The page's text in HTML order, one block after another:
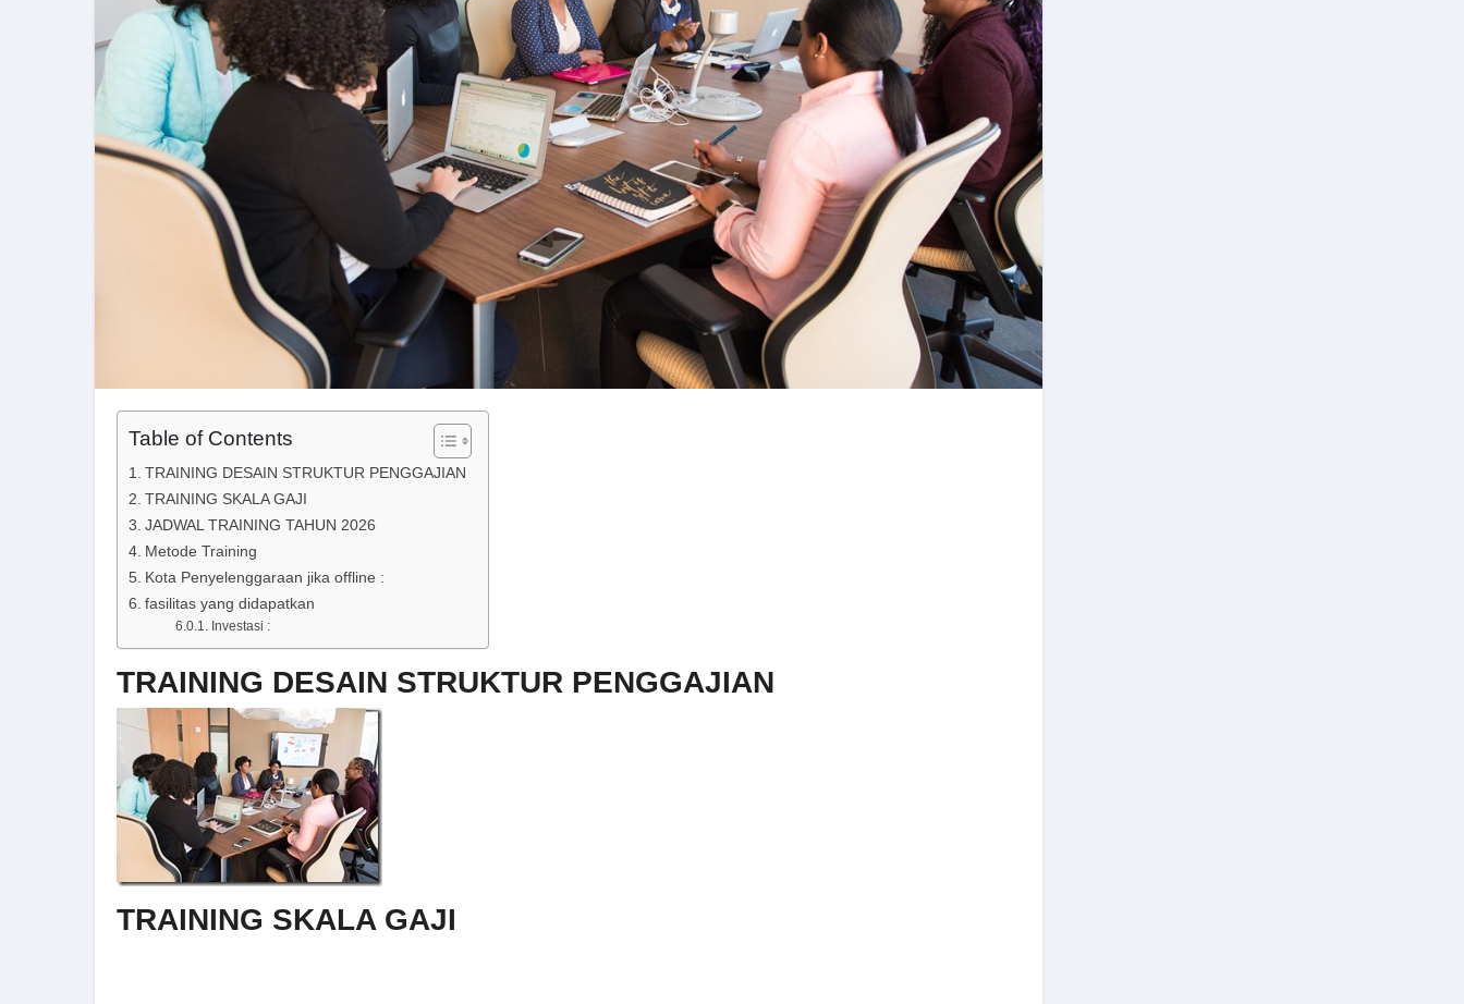
Table of Contents
TRAINING DESAIN STRUKTUR PENGGAJIAN
TRAINING SKALA GAJI
JADWAL TRAINING TAHUN 2026
Metode Training
Kota Penyelenggaraan jika offline :
fasilitas yang didapatkan
Investasi :
TRAINING DESAIN STRUKTUR PENGGAJIAN
TRAINING SKALA GAJI